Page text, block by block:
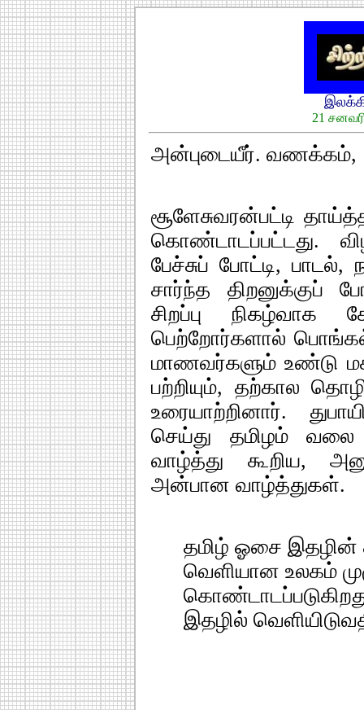
21
அன்புடையீர். வணக்கம்,
சூளேசுவரன்பட்டி
கொண்டாடப்பட்டது.
பேச்சுப் போட்டி,
சார்ந்த திறனுக்குப்
சிறப்பு நிகழ்வாக
பெற்றோர்களால்
மாணவர்களும் உண்டு
பற்றியும், தற்கால
உரையாற்றினார்.
செய்து தமிழம் வலை
வாழ்த்து கூறிய,
அன்பான வாழ்த்துகள்.
தமிழ் ஓசை இதழின்
வெளியான உலகம்
இதழில்